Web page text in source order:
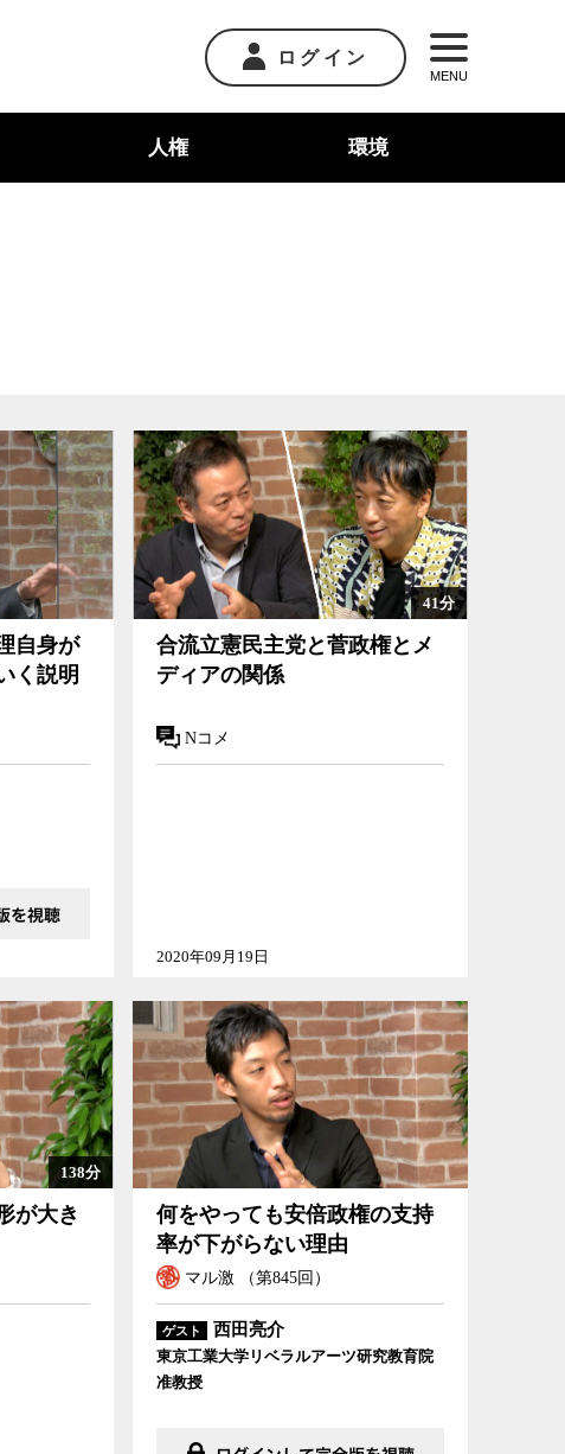
ログイン
MENU
人権 環境
自身が
く説明
41分
合流立憲民主党と菅政権とメ
ディアの関係
Nコメ
2020年09月19日
138分
が大き
何をやっても安倍政権の支持
率が下がらない理由
マル激 （第845回）
ゲスト 西田亮介
東京工業大学リベラルアーツ研究教育院
准教授